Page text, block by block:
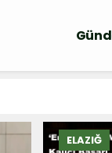
ELAZIĞ